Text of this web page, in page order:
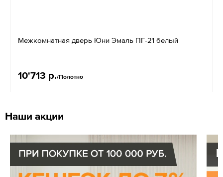
Межкомнатная дверь Юни Эмаль ПГ-21 белый
10'713 р./Полотно
Наши акции